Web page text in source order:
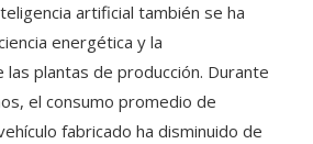
artificial también se ha
energética y la
plantas de producción. Durante
el consumo promedio de
fabricado ha disminuido de